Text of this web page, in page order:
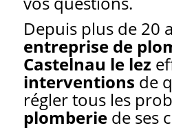
Depuis plus de 20
entreprise de
Castelnau le lez
interventions de
régler tous les
plomberiede ses